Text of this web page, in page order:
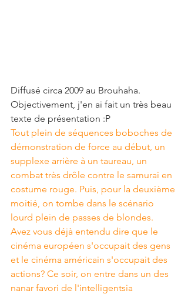
Diffusé circa 2009 au Brouhaha.
Objectivement, j'en ai fait un très beau
texte de présentation :P
Tout plein de séquences boboches de
démonstration de force au début, un
supplexe arrière à un taureau, un
combat très drôle contre le samurai en
costume rouge. Puis, pour la deuxième
moitié, on tombe dans le scénario
lourd plein de passes de blondes.
Avez vous déjà entendu dire que le
cinéma européen s'occupait des gens
et le cinéma américain s'occupait des
actions? Ce soir, on entre dans un des
nanar favori de l'intelligentsia